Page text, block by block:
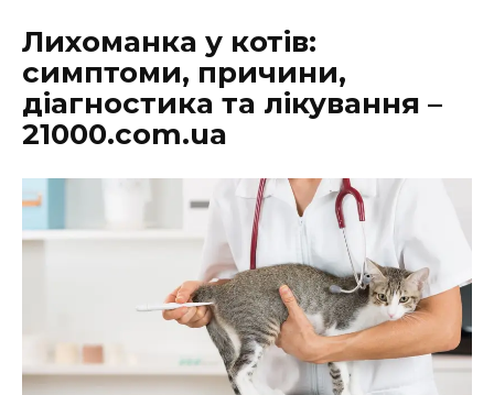
Лихоманка у котів:
симптоми, причини,
діагностика та лікування –
21000.com.ua